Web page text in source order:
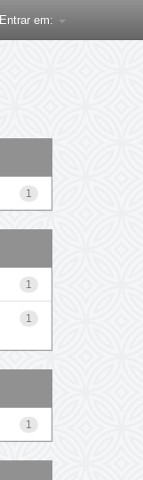
Entrar em:
1
1
1
1